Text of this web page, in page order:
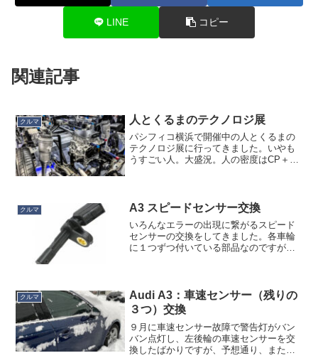
LINE コピー
関連記事
クルマ 人とくるまのテクノロジ展
パシフィコ横浜で開催中の人とくるまの
テクノロジ展に行ってきました。いやも
うすごい人。大盛況。人の密度はCP＋の
本来電動化をやるべき本...
クルマ A3 スピードセンサー交換
いろんなエラーの出現に繋がるスピード
センサーの交換をしてきました。各車輪
に１つずつ付いている部品なのですが、
着していたりして若干危な...
クルマ
Audi A3：車速センサー（残りの
３つ）交換
９月に車速センサー故障で警告灯がバン
バン点灯し、左後輪の車速センサーを交
換したばかりですが、予想通り、また同